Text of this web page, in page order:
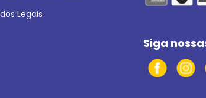
Legais
Siga